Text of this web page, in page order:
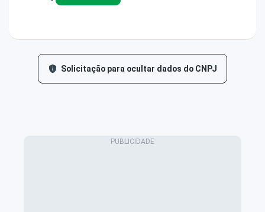
Solicitação para ocultar dados do CNPJ